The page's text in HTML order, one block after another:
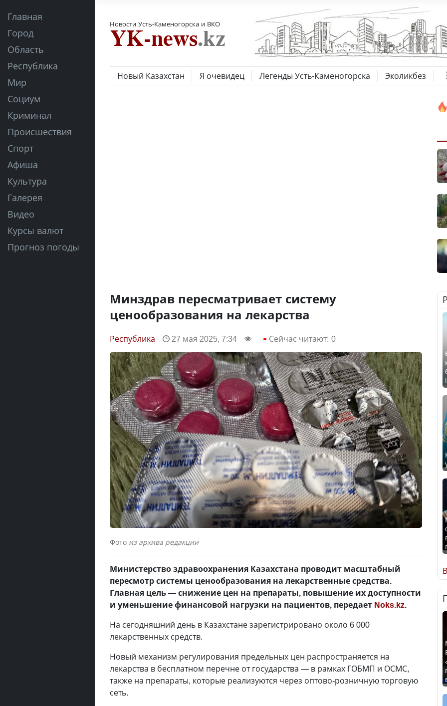
Главная
Город
Область
Республика
Мир
Социум
Криминал
Происшествия
Спорт
Афиша
Культура
Галерея
Видео
Курсы валют
Прогноз погоды
Новости Усть-Каменогорска и ВКО
Новый Казахстан Я очевидец Легенды Усть-Каменогорска Эколикбез
Минздрав пересматривает систему
ценообразования на лекарства
Республика 27 мая 2025, 7:34 Сейчас читают: 0
Фото из архива редакции
Министерство здравоохранения Казахстана проводит масштабный
пересмотр системы ценообразования на лекарственные средства.
Главная цель — снижение цен на препараты, повышение их доступности
и уменьшение финансовой нагрузки на пациентов, передает Noks.kz.
На сегодняшний день в Казахстане зарегистрировано около 6 000
лекарственных средств.
Новый механизм регулирования предельных цен распространяется на
лекарства в бесплатном перечне от государства — в рамках ГОБМП и ОСМС,
также на препараты, которые реализуются через оптово-розничную торговую
сеть.